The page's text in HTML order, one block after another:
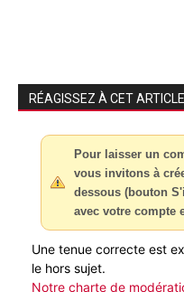
RÉAGISSEZ À CET ARTICLE
Pour laisser un
vous invitons à
dessous (bouton
avec votre compte
Une tenue correcte est
le hors sujet.
Notre charte de